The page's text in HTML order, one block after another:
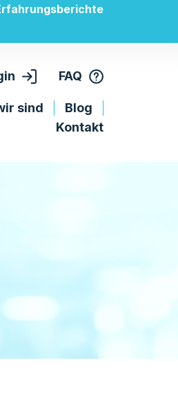
FAQ
sind
Blog
Kontakt